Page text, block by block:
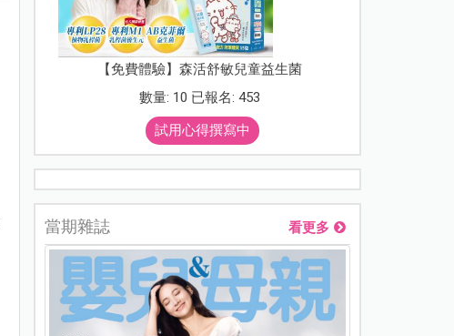
【免費體驗】森活舒敏兒童益生菌
數量: 10 已報名: 453
試用心得撰寫中
當期雜誌 看更多